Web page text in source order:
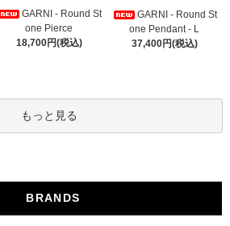
GARNI - Round St
one Pierce
18,700円(税込)
GARNI - Round St
one Pendant - L
37,400円(税込)
もっと見る
BRANDS